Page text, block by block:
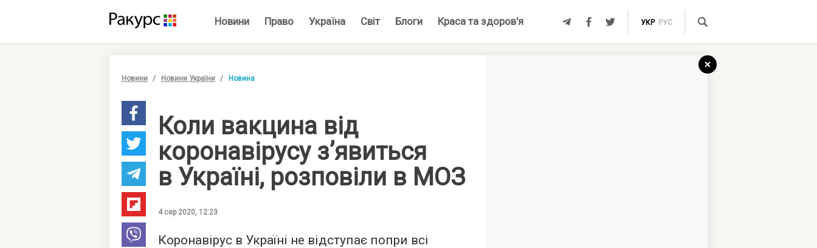
Новини Право Україна Світ Блоги Краса та здоров'я УКР РУС
Новини Новини України Новина
Коли вакцина від
коронавірусу з’явиться
в Україні, розповіли в МОЗ
4 сер 2020, 12:23
Коронавірус в Україні не відступає попри всі